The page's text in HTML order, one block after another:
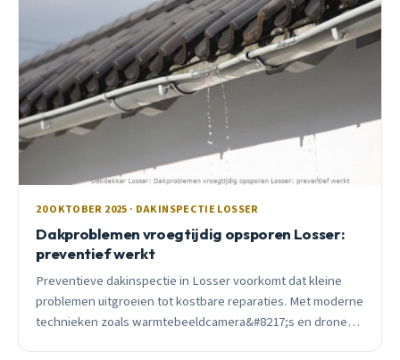
20 OKTOBER 2025 · DAKINSPECTIE LOSSER
Dakproblemen vroegtijdig opsporen Losser:
preventief werkt
Preventieve dakinspectie in Losser voorkomt dat kleine
problemen uitgroeien tot kostbare reparaties. Met moderne
technieken zoals warmtebeeldcamera&#8217;s en drone-